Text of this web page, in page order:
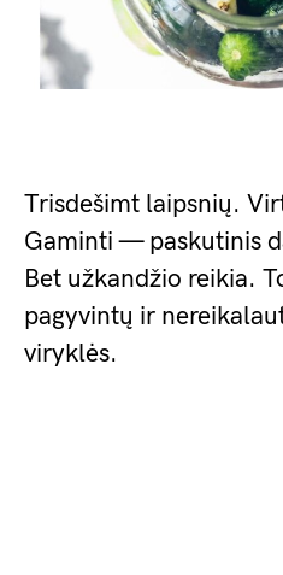
Trisdešimt laipsnių.
Gaminti — paskutinis
Bet užkandžio reikia.
pagyvintų ir
viryklės.